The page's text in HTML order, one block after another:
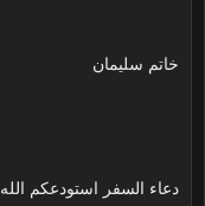
خاتم سليمان
دعاء السفر استودعكم الله